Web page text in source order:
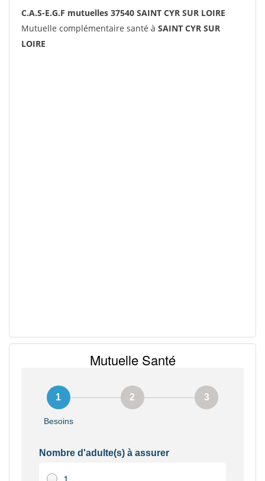
C.A.S-E.G.F mutuelles 37540 SAINT CYR SUR LOIRE
Mutuelle complémentaire santé à SAINT CYR SUR
LOIRE